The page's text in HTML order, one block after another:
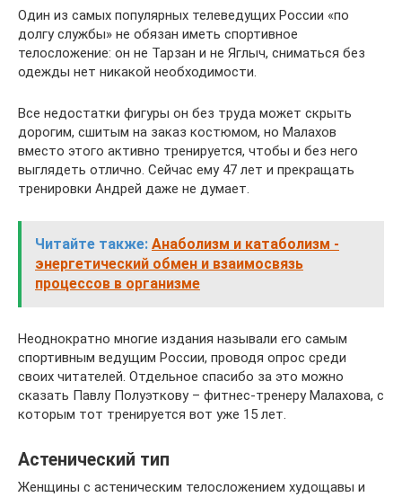
Один из самых популярных телеведущих России «по
долгу службы» не обязан иметь спортивное
телосложение: он не Тарзан и не Яглыч, сниматься без
одежды нет никакой необходимости.
Все недостатки фигуры он без труда может скрыть
дорогим, сшитым на заказ костюмом, но Малахов
вместо этого активно тренируется, чтобы и без него
выглядеть отлично. Сейчас ему 47 лет и прекращать
тренировки Андрей даже не думает.
Читайте также: Анаболизм и катаболизм -
энергетический обмен и взаимосвязь
процессов в организме
Неоднократно многие издания называли его самым
спортивным ведущим России, проводя опрос среди
своих читателей. Отдельное спасибо за это можно
сказать Павлу Полуэткову – фитнес-тренеру Малахова, с
которым тот тренируется вот уже 15 лет.
Астенический тип
Женщины с астеническим телосложением худощавы и